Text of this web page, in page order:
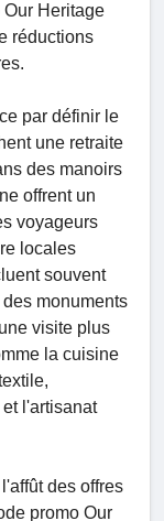
Heritage
réductions
par définir le
une retraite
des manoirs
offrent un
voyageurs
locales
souvent
monuments
visite plus
la cuisine
l'artisanat
des offres
promo Our